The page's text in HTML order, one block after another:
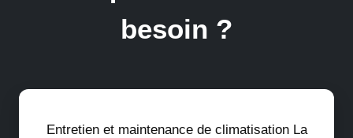
besoin ?
Entretien et maintenance de climatisation La